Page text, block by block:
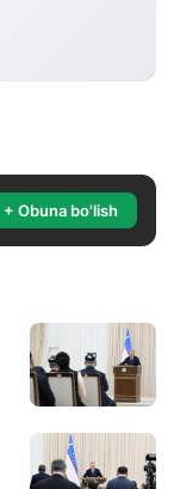
+ Obuna bo'lish